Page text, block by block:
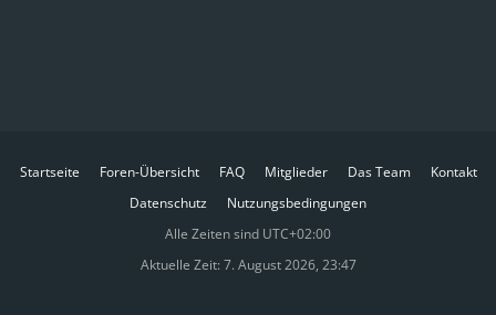
Startseite Foren-Übersicht FAQ Mitglieder Das Team
Kontakt
Datenschutz
Nutzungsbedingungen
Alle Zeiten sind UTC+02:00
Aktuelle Zeit: 7. August 2026, 23:47